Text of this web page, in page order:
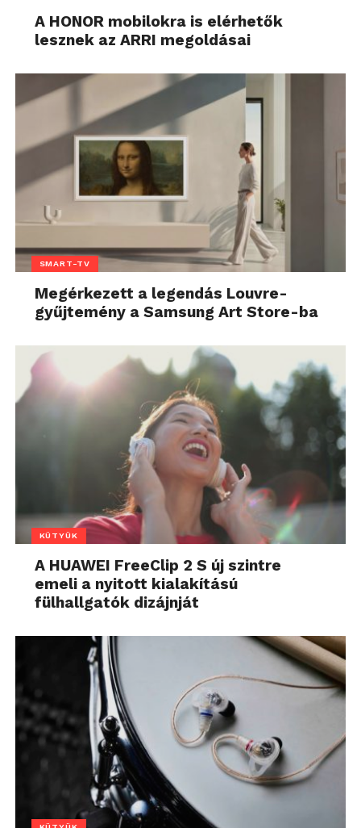
A HONOR mobilokra is elérhetők
lesznek az ARRI megoldásai
SMART-TV
Megérkezett a legendás Louvre-
gyűjtemény a Samsung Art Store-ba
KÜTYÜK
A HUAWEI FreeClip 2 S új szintre
emeli a nyitott kialakítású
fülhallgatók dizájnját